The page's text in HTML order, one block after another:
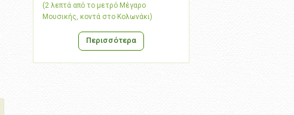
(2 λεπτά από το μετρό Μέγαρο
Μουσικής, κοντά στο Κολωνάκι)
Περισσότερα